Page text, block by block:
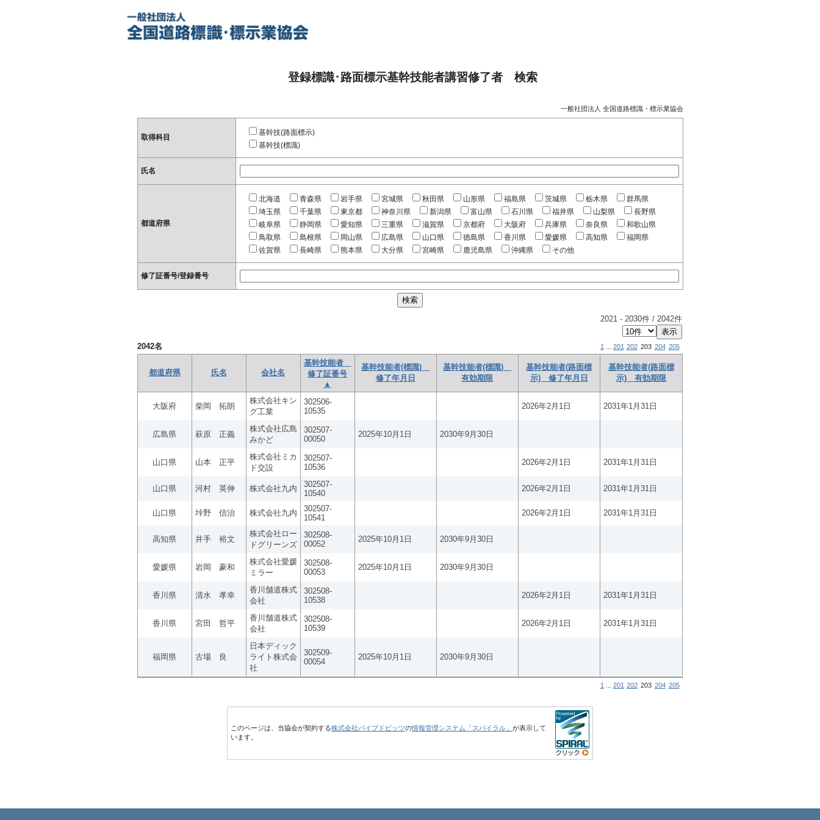
登録標識･路面標示基幹技能者講習修了者 検索
一般社団法人 全国道路標識・標示業協会
取得科目
基幹技(路面標示)
基幹技(標識)
氏名
都道府県
北海道 青森県 岩手県 宮城県 秋田県 山形県 福島県 茨城県 栃木県
群馬県
埼玉県
千葉県 東京都 神奈川県 新潟県 富山県 石川県 福井県 山梨県
長野県
岐阜県
静岡県 愛知県 三重県 滋賀県 京都府 大阪府 兵庫県 奈良県
和歌山県
鳥取県
島根県 岡山県 広島県 山口県 徳島県 香川県 愛媛県 高知県
福岡県
佐賀県
長崎県 熊本県 大分県 宮崎県 鹿児島県 沖縄県 その他
修了証番号/登録番号
2021- 2030件 / 2042件
2042名 1 201 202 203 204 205
都道府県 氏名 会社名
基幹技能者
修了証番号
▲
基幹技能者(標識)
修了年月日
基幹技能者(標識)
有効期限
基幹技能者(路面標
示) 修了年月日
基幹技能者(路面標
示) 有効期限
大阪府 柴岡 拓朗
株式会社キン
グ工業
302506-
10535
2026年2月1日 2031年1月31日
広島県 萩原 正義
株式会社広島
みかど
302507-
00050
2025年10月1日 2030年9月30日
山口県 山本 正平
株式会社ミカ
ド交設
302507-
10536
2026年2月1日 2031年1月31日
山口県 河村 英伸 株式会社九内
302507-
10540
2026年2月1日 2031年1月31日
山口県 垰野 信治 株式会社九内
302507-
10541
2026年2月1日 2031年1月31日
高知県 井手 裕文
株式会社ロー
ドグリーンズ
302508-
00052
2025年10月1日 2030年9月30日
愛媛県 岩岡 豪和
株式会社愛媛
ミラー
302508-
00053
2025年10月1日 2030年9月30日
香川県 清水 孝幸
香川舗道株式
会社
302508-
10538
2026年2月1日 2031年1月31日
香川県 宮田 哲平
香川舗道株式
会社
302508-
10539
2026年2月1日 2031年1月31日
福岡県 古場 良
日本ディック
ライト株式会
社
302509-
00054
2025年10月1日 2030年9月30日
1 201 202 203 204 205
このページは、当協会が契約する株式会社パイプドビッツの情報管理システム「スパイラル」 が表示して
います。